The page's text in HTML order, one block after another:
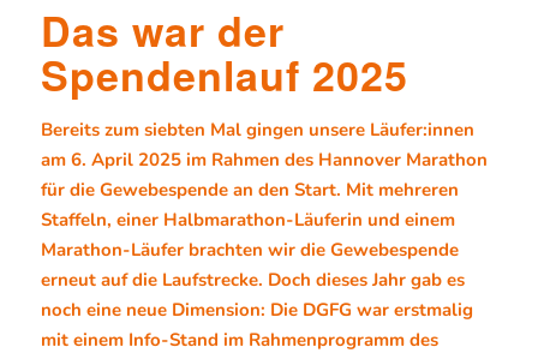
Das war der
Spendenlauf 2025
Bereits zum siebten Mal gingen unsere Läufer:innen
am 6. April 2025 im Rahmen des Hannover Marathon
für die Gewebespende an den Start. Mit mehreren
Staffeln, einer Halbmarathon-Läuferin und einem
Marathon-Läufer brachten wir die Gewebespende
erneut auf die Laufstrecke. Doch dieses Jahr gab es
noch eine neue Dimension: Die DGFG war erstmalig
mit einem Info-Stand im Rahmenprogramm des